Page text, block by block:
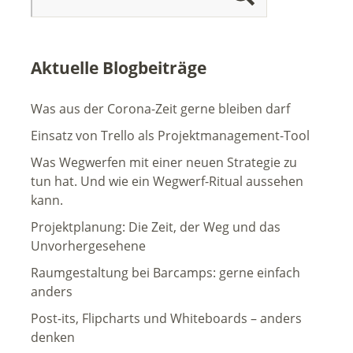
Aktuelle Blogbeiträge
Was aus der Corona-Zeit gerne bleiben darf
Einsatz von Trello als Projektmanagement-Tool
Was Wegwerfen mit einer neuen Strategie zu
tun hat. Und wie ein Wegwerf-Ritual aussehen
kann.
Projektplanung: Die Zeit, der Weg und das
Unvorhergesehene
Raumgestaltung bei Barcamps: gerne einfach
anders
Post-its, Flipcharts und Whiteboards – anders
denken